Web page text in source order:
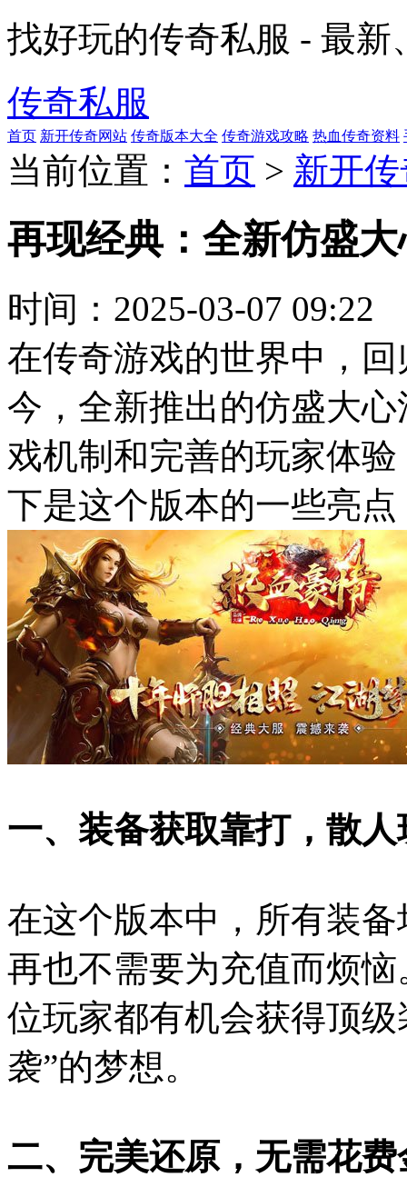
找好玩的传奇私服 - 最
传奇私服
首页 新开传奇网站 传奇版本大全 传奇游戏攻略 热血传奇资料
当前位置： 首页 > 新开
再现经典：全新仿盛
时间： 2025-03-07 09:22
在传奇游戏的世界中，
今，全新推出的仿盛大
戏机制和完善的玩家体
下是这个版本的一些亮点
一、装备获取靠打，散
在这个版本中，所有装
再也不需要为充值而烦
位玩家都有机会获得顶
袭”的梦想。
二、完美还原，无需花费